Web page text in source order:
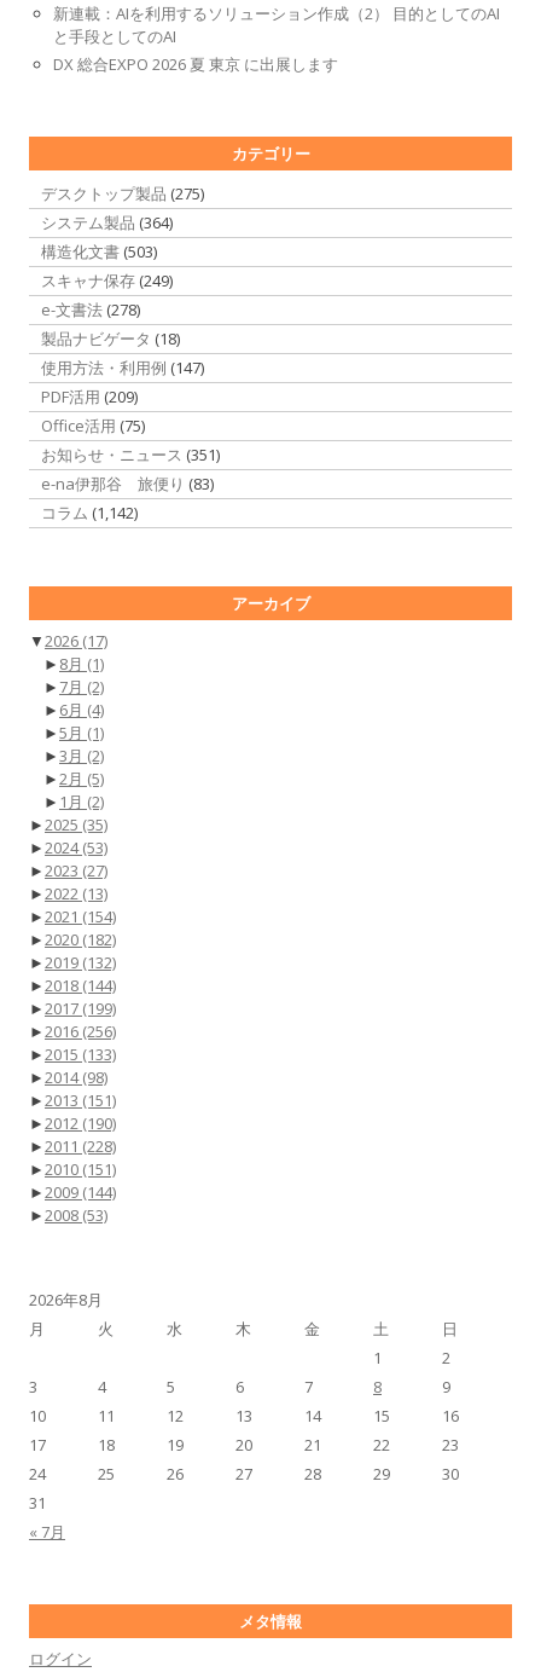
新連載：AIを利用するソリューション作成（2） 目的としてのAI
と手段としてのAI
DX 総合EXPO 2026 夏 東京 に出展します
カテゴリー
デスクトップ製品 (275)
システム製品 (364)
構造化文書 (503)
スキャナ保存 (249)
e-文書法 (278)
製品ナビゲータ (18)
使用方法・利用例 (147)
PDF活用 (209)
Office活用 (75)
お知らせ・ニュース (351)
e-na伊那谷 旅便り (83)
コラム (1,142)
アーカイブ
▼2026 (17)
► 8月 (1)
► 7月 (2)
► 6月 (4)
►5月 (1)
►3月 (2)
►2月 (5)
► 1月 (2)
►2025 (35)
►2024(53)
►2023 (27)
►2022 (13)
►2021 (154)
►2020 (182)
►2019 (132)
►2018 (144)
►2017 (199)
►2016 (256)
►2015 (133)
►2014(98)
►2013 (151)
►2012 (190)
►2011 (228)
►2010 (151)
►2009 (144)
►2008 (53)
2026年8月
月
火 水 木 金 土 日
« 7月
1
2
3
4 5 6 7 8
9
10
11 12 13 14 15
16
17
18 19 20 21 22
23
24
25 26 27 28 29
30
31
メタ情報
ログイン